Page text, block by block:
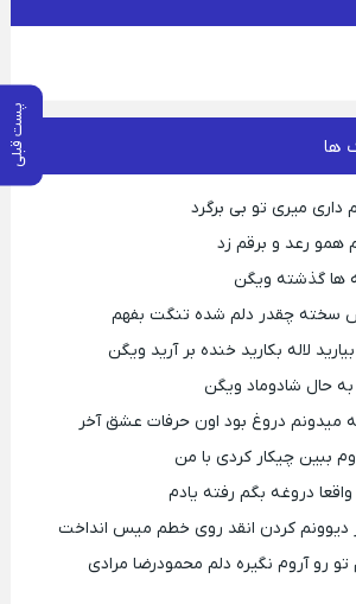
پست قبلی ها
داری میری تو بی برگرد
همو رعد و برقم زد
ها گذشته ویگن
سخته چقدر دلم شده تنگت بفهم
لاله بکارید خنده بر آرید ویگن
حال شادوماد ویگن
میدونم دروغ بود اون حرفات عشق آخر
ببین چیکار کردی با من
دروغه بگم رفته یادم
دیوونم کردن انقد روی خطم میس انداخت
رو آروم نگیره دلم محمودرضا مرادی